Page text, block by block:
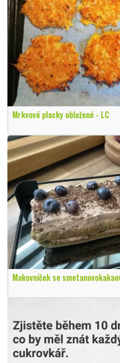
Mrkvové placky obložené - LC
Makovníček se